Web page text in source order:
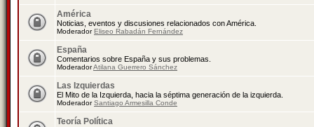
América
Noticias, eventos y discusiones relacionados con América.
ModeradorEliseo Rabadán Fernández
España
Comentarios sobre España y sus problemas.
ModeradorAtilana Guerrero Sánchez
Las Izquierdas
El Mito de la Izquierda, hacia la séptima generación de la izquierda.
ModeradorSantiago Armesilla Conde
Teoría Política